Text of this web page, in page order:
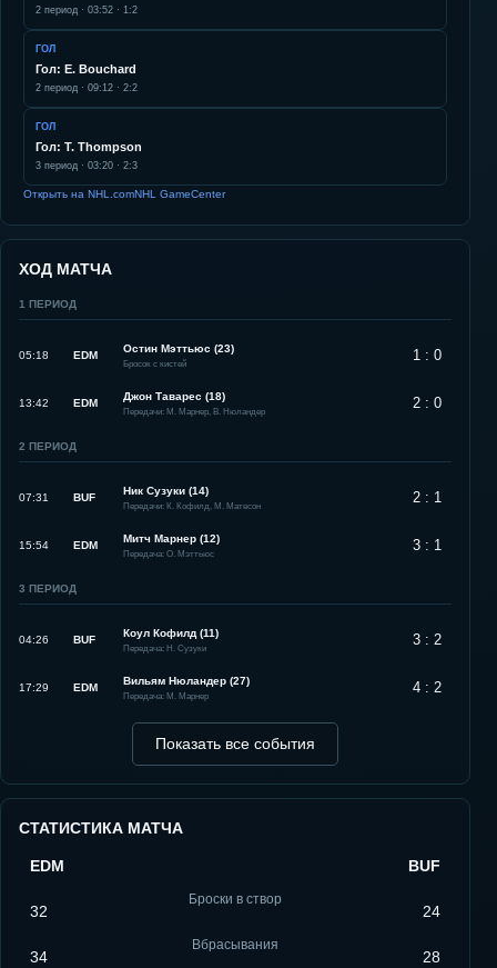
2 период · 03:52 · 1:2
ГОЛ
Гол: E. Bouchard
2 период · 09:12 · 2:2
ГОЛ
Гол: T. Thompson
3 период · 03:20 · 2:3
Открыть на NHL.comNHL GameCenter
ХОД МАТЧА
1 ПЕРИОД
05:18 EDM
Остин Мэттьюс (23)
Бросок с кистей 1 : 0
13:42 EDM
Джон Таварес (18)
Передачи: М. Марнер, В. Нюландер 2 : 0
2 ПЕРИОД
07:31 BUF
Ник Сузуки (14)
Передачи: К. Кофилд, М. Матесон 2 : 1
15:54 EDM
Митч Марнер (12)
Передача: О. Мэттьюс 3 : 1
3 ПЕРИОД
04:26 BUF
Коул Кофилд (11)
Передача: Н. Сузуки 3 : 2
17:29 EDM
Вильям Нюландер (27)
Передача: М. Марнер 4 : 2
Показать все события
СТАТИСТИКА МАТЧА
EDM BUF
32
Броски в створ
24
34
Вбрасывания
28